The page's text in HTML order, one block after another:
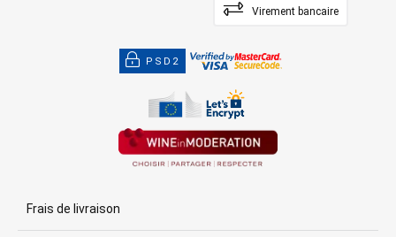
Virement bancaire
PSD2
Frais de livraison